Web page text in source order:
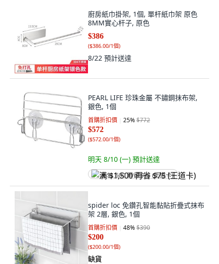
廚房紙巾掛架, 1個, 單杆紙巾架 原色
8MM實心杆子, 原色
$386
($386.00/1個)
8/22 預計送達
PEARL LIFE 珍珠金屬 不鏽鋼抹布架,
銀色, 1個
首購折扣價 25%$772
$572
($572.00/1個)
明天 8/10 (一) 預計送達
满 $1,500 再省 $75 (王道卡)
spider loc 免鑽孔智能黏貼折疊式抹布
架 2層, 銀色, 1個
首購折扣價 48%$390
$200
($200.00/1個)
缺貨